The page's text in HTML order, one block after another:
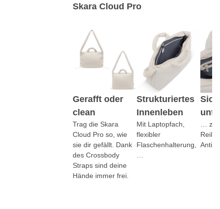
Skara Cloud Pro
Gerafft oder
clean
Trag die Skara
Cloud Pro so, wie
sie dir gefällt. Dank
des Crossbody
Straps sind deine
Hände immer frei.
Strukturiertes
Innenleben
Mit Laptopfach,
flexibler
Flaschenhalterung,
…